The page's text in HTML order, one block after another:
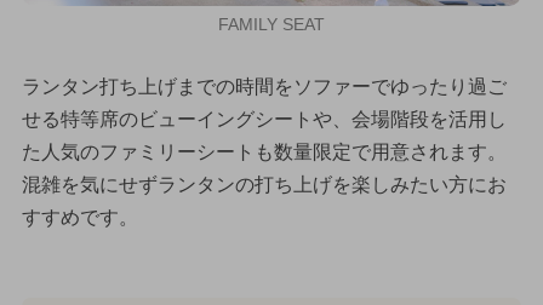
FAMILY SEAT
ランタン打ち上げまでの時間をソファーでゆったり過ご
せる特等席のビューイングシートや、会場階段を活用し
た人気のファミリーシートも数量限定で用意されます。
混雑を気にせずランタンの打ち上げを楽しみたい方にお
すすめです。